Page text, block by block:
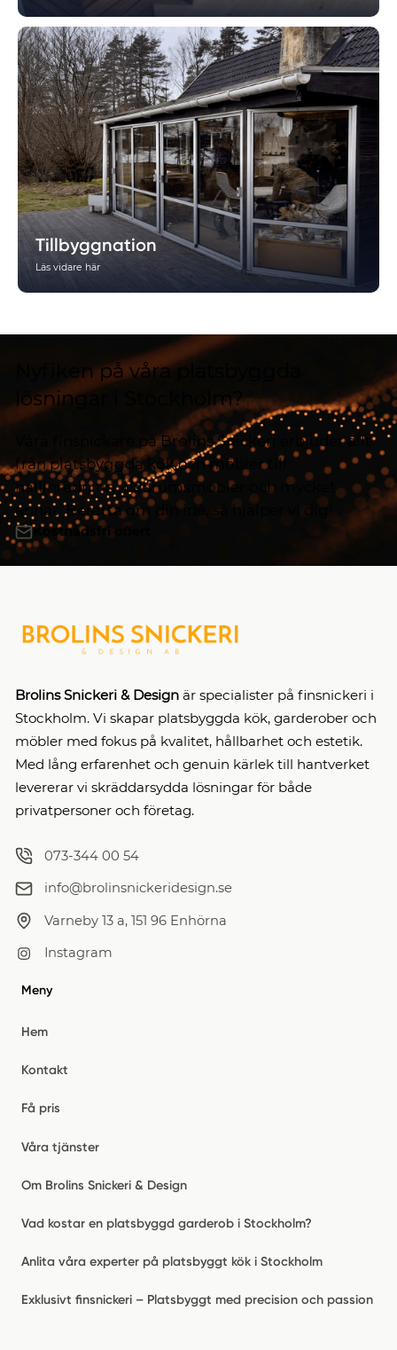
Tillbyggnation
Läs vidare här
Nyfiken på våra platsbyggda
lösningar i Stockholm?
Våra finsnickare på Brolins Snickeri erbjuder allt
från platsbyggda kök och möbler till
hallinredning, badrumsmöbler och mycket
annat. Berätta om din idé, så hjälper vi dig!
Kostnadsfri offert
Brolins Snickeri & Designär specialister på finsnickeri i
Stockholm. Vi skapar platsbyggda kök, garderober och
möbler med fokus på kvalitet, hållbarhet och estetik.
Med lång erfarenhet och genuin kärlek till hantverket
levererar vi skräddarsydda lösningar för både
privatpersoner och företag.
073-344 00 54
info@brolinsnickeridesign.se
Varneby 13 a, 151 96 Enhörna
Instagram
Meny
Hem
Kontakt
Få pris
Våra tjänster
Om Brolins Snickeri & Design
Vad kostar en platsbyggd garderob i Stockholm?
Anlita våra experter på platsbyggt kök i Stockholm
Exklusivt finsnickeri – Platsbyggt med precision och passion